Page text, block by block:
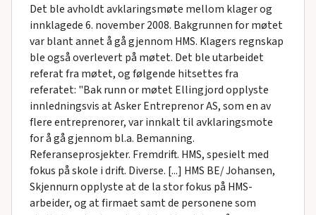
Det ble avholdt avklaringsmøte mellom klager og
innklagede 6. november 2008. Bakgrunnen for møtet
var blant annet å gå gjennom HMS. Klagers regnskap
ble også overlevert på møtet. Det ble utarbeidet
referat fra møtet, og følgende hitsettes fra
referatet: "Bak runn or møtet Ellingjord opplyste
innledningsvis at Asker Entreprenor AS, som en av
flere entreprenorer, var innkalt til avklaringsmote
for å gå gjennom bl.a. Bemanning.
Referanseprosjekter. Fremdrift. HMS, spesielt med
fokus på skole i drift. Diverse. [...] HMS BE/ Johansen,
Skjennurn opplyste at de la stor fokus på HMS-
arbeider, og at firmaet samt de personene som